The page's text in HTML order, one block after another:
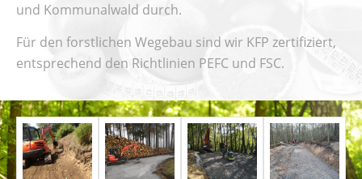
und Kommunalwald durch.
Für den forstlichen Wegebau sind wir KFP zertifiziert,
entsprechend den Richtlinien PEFC und FSC.